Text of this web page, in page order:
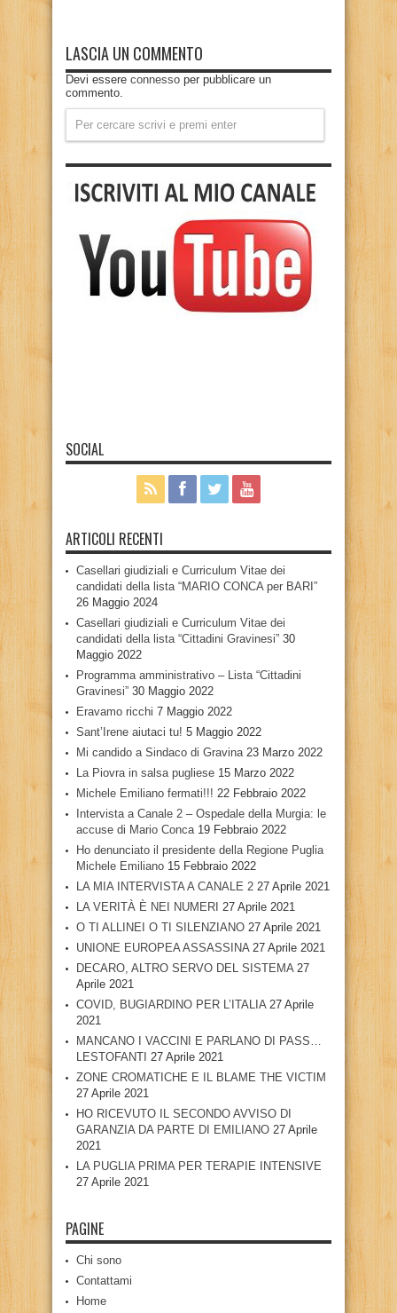
LASCIA UN COMMENTO
Devi essere connesso per pubblicare un
commento.
SOCIAL
ARTICOLI RECENTI
Casellari giudiziali e Curriculum Vitae dei
candidati della lista “MARIO CONCA per BARI”
26 Maggio 2024
Casellari giudiziali e Curriculum Vitae dei
candidati della lista “Cittadini Gravinesi” 30
Maggio 2022
Programma amministrativo – Lista “Cittadini
Gravinesi” 30 Maggio 2022
Eravamo ricchi 7 Maggio 2022
Sant’Irene aiutaci tu! 5 Maggio 2022
Mi candido a Sindaco di Gravina 23 Marzo 2022
La Piovra in salsa pugliese 15 Marzo 2022
Michele Emiliano fermati!!! 22 Febbraio 2022
Intervista a Canale 2 – Ospedale della Murgia: le
accuse di Mario Conca 19 Febbraio 2022
Ho denunciato il presidente della Regione Puglia
Michele Emiliano 15 Febbraio 2022
LA MIA INTERVISTA A CANALE 2 27 Aprile 2021
LA VERITÀ È NEI NUMERI 27 Aprile 2021
O TI ALLINEI O TI SILENZIANO 27 Aprile 2021
UNIONE EUROPEA ASSASSINA 27 Aprile 2021
DECARO, ALTRO SERVO DEL SISTEMA 27
Aprile 2021
COVID, BUGIARDINO PER L’ITALIA 27 Aprile
2021
MANCANO I VACCINI E PARLANO DI PASS…
LESTOFANTI 27 Aprile 2021
ZONE CROMATICHE E IL BLAME THE VICTIM
27 Aprile 2021
HO RICEVUTO IL SECONDO AVVISO DI
GARANZIA DA PARTE DI EMILIANO 27 Aprile
2021
LA PUGLIA PRIMA PER TERAPIE INTENSIVE
27 Aprile 2021
PAGINE
Chi sono
Contattami
Home